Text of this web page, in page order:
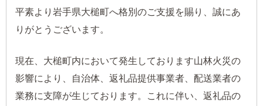
平素より岩手県大槌町へ格別のご支援を賜り、誠にあ
りがとうございます。
現在、大槌町内において発生しております山林火災の
影響により、自治体、返礼品提供事業者、配送業者の
業務に支障が生じております。これに伴い、返礼品の